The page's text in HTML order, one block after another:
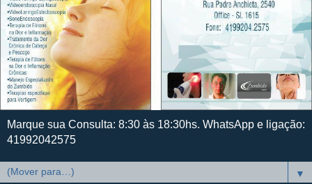
Marque sua Consulta: 8:30 às 18:30hs. WhatsApp e ligação:
41992042575
▼